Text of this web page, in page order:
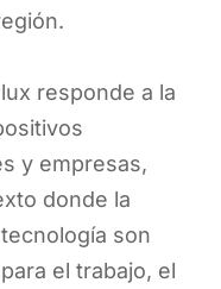
responde a la
y empresas,
donde la
son
el trabajo, el